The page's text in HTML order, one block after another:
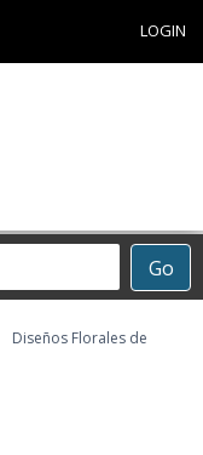
LOGIN
Go
Diseños Florales de